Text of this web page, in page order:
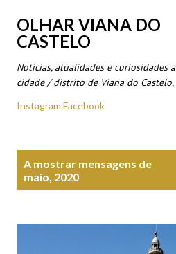
Avançar para o
OLHAR VIANA DO
CASTELO
Notícias, atualidades e curiosidades
cidade / distrito de Viana do Castelo,
Instagram Facebook
A mostrar mensagens de
maio, 2020